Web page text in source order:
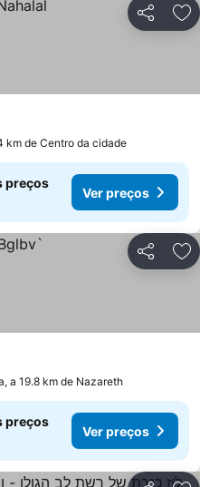
Partilhar
km de Centro da cidade
preços
Ver preços
Partilhar
a 19.8 km de Nazareth
preços
Ver preços